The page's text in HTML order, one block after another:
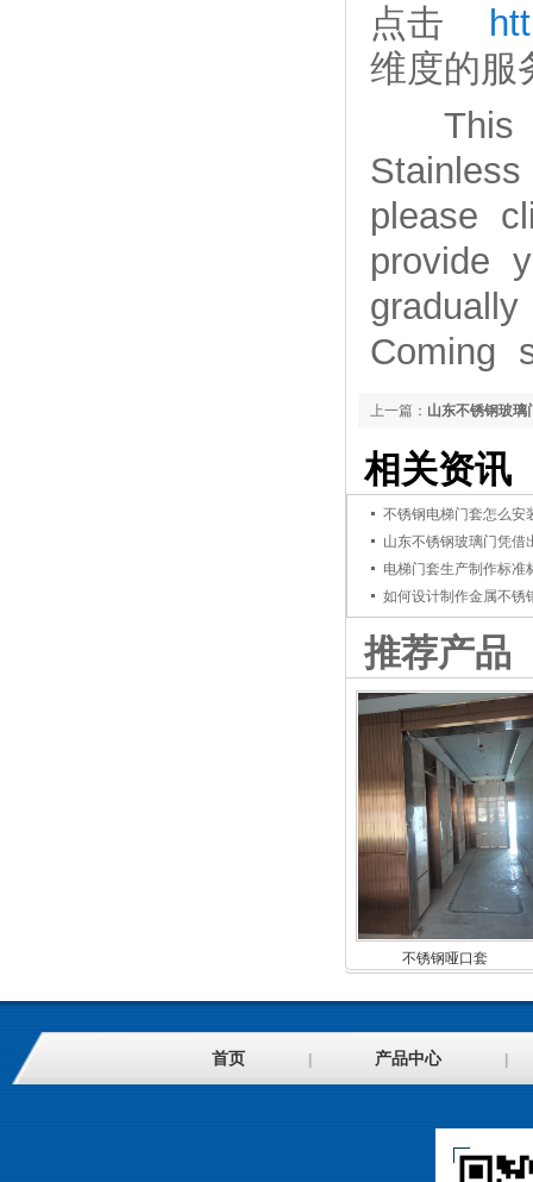
点击
维度的服
This
please
provide
Coming
上一篇： 山东不锈钢玻璃
相关资讯
不锈钢电梯门套怎么安
山东不锈钢玻璃门凭借
电梯门套生产制作标准
如何设计制作金属不锈
推荐产品
不锈钢哑口套
首页 产品中心